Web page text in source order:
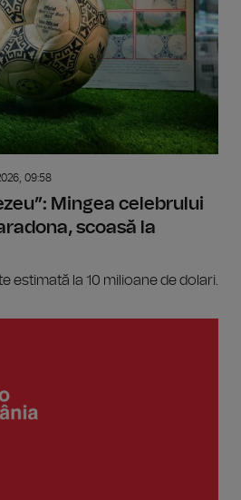
09:58
Mingea celebrului
scoasă la
estimată la 10 milioane de dolari.